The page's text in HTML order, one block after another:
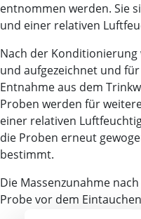
entnommen werden. Sie
und einer relativen
Nach der Konditionierung
und aufgezeichnet und für
Entnahme aus dem
Proben werden für
einer relativen
die Proben erneut
bestimmt.
Die Massenzunahme
Probe vor dem